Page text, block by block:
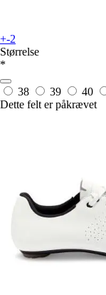
+-2
Størrelse
*
38 39 40
Dette felt er påkrævet